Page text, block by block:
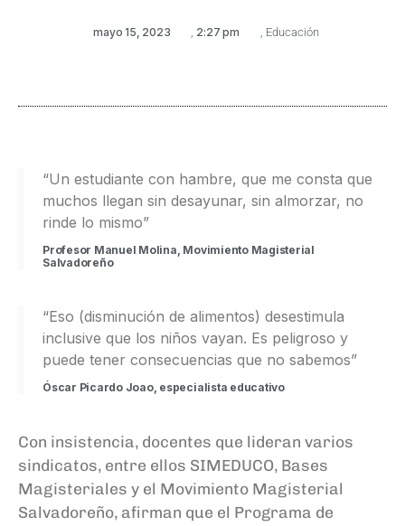
mayo 15, 2023 2:27 pm Educación
“Un estudiante con hambre, que me consta que
muchos llegan sin desayunar, sin almorzar, no
rinde lo mismo”
Profesor Manuel Molina, Movimiento Magisterial
Salvadoreño
“Eso (disminución de alimentos) desestimula
inclusive que los niños vayan. Es peligroso y
puede tener consecuencias que no sabemos”
Óscar Picardo Joao, especialista educativo
Con insistencia, docentes que lideran varios
sindicatos, entre ellos SIMEDUCO, Bases
Magisteriales y el Movimiento Magisterial
Salvadoreño, afirman que el Programa de